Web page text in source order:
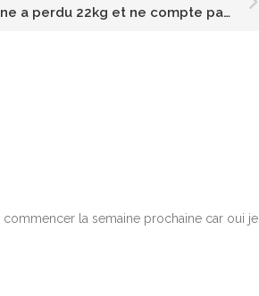
Morgane a perdu 22kg et ne compte pas s’arrêter en si bon chemin !
la semaine prochaine car oui je